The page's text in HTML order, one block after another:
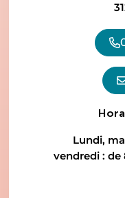
Lundi,
vendredi : de